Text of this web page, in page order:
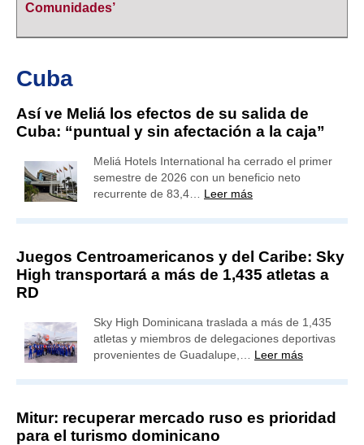
Comunidades’
Cuba
Así ve Meliá los efectos de su salida de
Cuba: “puntual y sin afectación a la caja”
Meliá Hotels International ha cerrado el primer
semestre de 2026 con un beneficio neto
recurrente de 83,4… Leer más
Juegos Centroamericanos y del Caribe: Sky
High transportará a más de 1,435 atletas a
RD
Sky High Dominicana traslada a más de 1,435
atletas y miembros de delegaciones deportivas
provenientes de Guadalupe,… Leer más
Mitur: recuperar mercado ruso es prioridad
para el turismo dominicano